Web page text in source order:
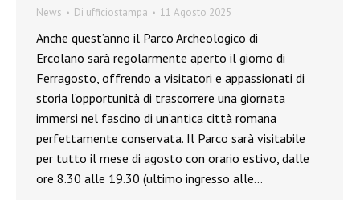
News Di ufficiostampa 11 Agosto 2025
Anche quest’anno il Parco Archeologico di
Ercolano sarà regolarmente aperto il giorno di
Ferragosto, offrendo a visitatori e appassionati di
storia l’opportunità di trascorrere una giornata
immersi nel fascino di un’antica città romana
perfettamente conservata. Il Parco sarà visitabile
per tutto il mese di agosto con orario estivo, dalle
ore 8.30 alle 19.30 (ultimo ingresso alle…